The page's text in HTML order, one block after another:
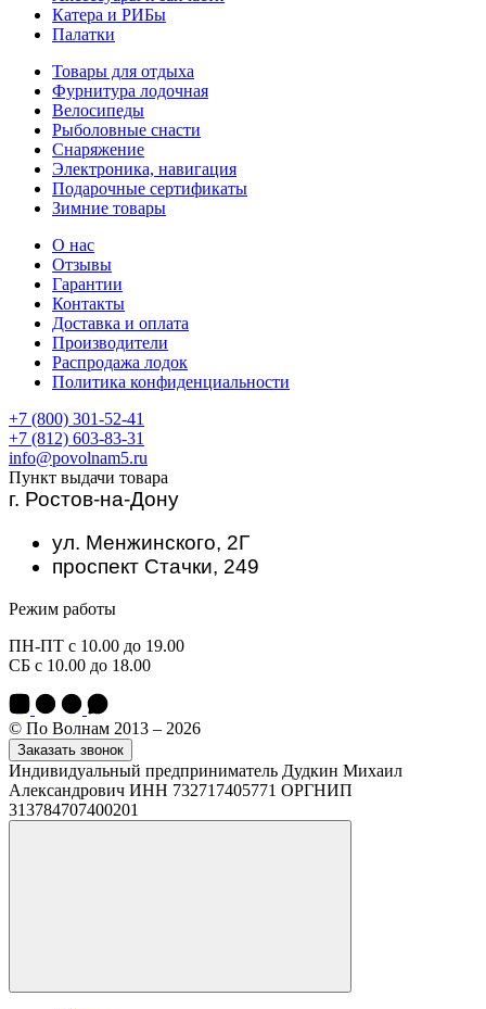
Катера и РИБы
Палатки
Товары для отдыха
Фурнитура лодочная
Велосипеды
Рыболовные снасти
Снаряжение
Электроника, навигация
Подарочные сертификаты
Зимние товары
О нас
Отзывы
Гарантии
Контакты
Доставка и оплата
Производители
Распродажа лодок
Политика конфиденциальности
+7 (800) 301-52-41
+7 (812) 603-83-31
info@povolnam5.ru
Пункт выдачи товара
г. Ростов-на-Дону
ул. Менжинского, 2Г
проспект Стачки, 249
Режим работы
ПН-ПТ с 10.00 до 19.00
СБ с 10.00 до 18.00
© По Волнам 2013 – 2026
Заказать звонок
Индивидуальный предприниматель Дудкин Михаил
Александрович ИНН 732717405771 ОРГНИП
313784707400201